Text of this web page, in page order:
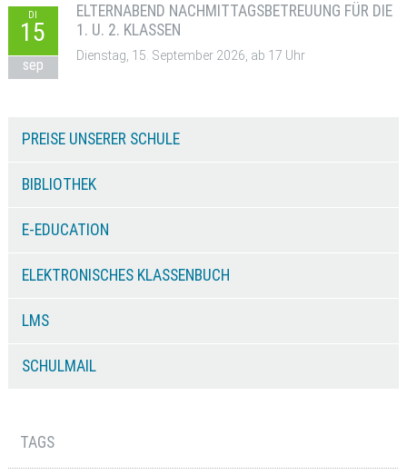
DI
15
sep
ELTERNABEND NACHMITTAGSBETREUUNG FÜR DIE
1. U. 2. KLASSEN
Dienstag, 15. September 2026, ab 17 Uhr
PREISE UNSERER SCHULE
BIBLIOTHEK
E-EDUCATION
ELEKTRONISCHES KLASSENBUCH
LMS
SCHULMAIL
TAGS